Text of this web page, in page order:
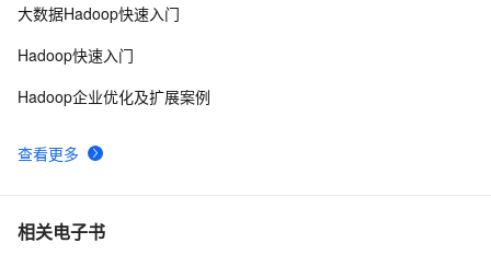
10如何重新启动Hadoop NameNode及所有守护进程
查看更多
大数据Hadoop快速入门
Hadoop快速入门
Hadoop企业优化及扩展案例
相关电子书